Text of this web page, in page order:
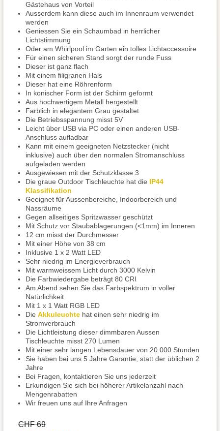
Gästehaus von Vorteil
Ausserdem kann diese auch im Innenraum verwendet
werden
Geniessen Sie ein Schaumbad in herrlicher
Lichtstimmung
Oder am Whirlpool im Garten ein tolles Lichtaccessoire
Für einen sicheren Stand sorgt der runde Fuss
Dieser ist ganz flach
Mit einem filigranen Hals
Dieser hat eine Röhrenform
In konischer Form ist der Schirm geformt
Aus hochwertigem Metall hergestellt
Farblich in elegantem Grau gestaltet
Die Betriebsspannung misst 5V
Leicht über USB via PC oder einen anderen USB-
Anschluss aufladbar
Kann mit einem geeigneten Netzstecker (nicht
inklusive) auch über den normalen Stromanschluss
aufgeladen werden
Ausgewiesen mit der Schutzklasse 3
Die graue Outdoor Tischleuchte hat die IP44
Klassifikation
Geeignet für Aussenbereiche, Indoorbereich und
Nassräume
Gegen allseitiges Spritzwasser geschützt
Mit Schutz vor Staubablagerungen (<1mm) im Inneren
12 cm misst der Durchmesser
Mit einer Höhe von 38 cm
Inklusive 1 x 2 Watt LED
Sehr niedrig im Energieverbrauch
Mit warmweissem Licht durch 3000 Kelvin
Die Farbwiedergabe beträgt 80 CRI
Am Abend sehen Sie das Farbspektrum in voller
Natürlichkeit
Mit 1 x 1 Watt RGB LED
Die Akkuleuchte hat einen sehr niedrig im
Stromverbrauch
Die Lichtleistung dieser dimmbaren Aussen
Tischleuchte misst 270 Lumen
Mit einer sehr langen Lebensdauer von 20.000 Stunden
Sie haben bei uns 5 Jahre Garantie, statt der üblichen 2
Jahre
Bei Fragen, kontaktieren Sie uns jederzeit
Erkundigen Sie sich bei höherer Artikelanzahl nach
Mengenrabatten
Wir freuen uns auf Ihre Anfragen
CHF 69